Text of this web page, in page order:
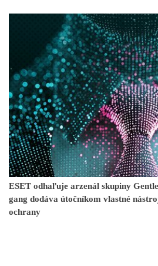
ESET odhaľuje arzenál skupiny
gang dodáva útočníkom vlastné
ochrany